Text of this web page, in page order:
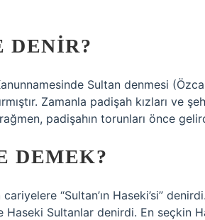
DENIR?
Sultan denmesi
Zamanla padişah kızları ve
padişahın torunları önce
DEMEK?
“Sultan’ın Haseki’si”
Haseki Sultanlar denirdi. En seçkin